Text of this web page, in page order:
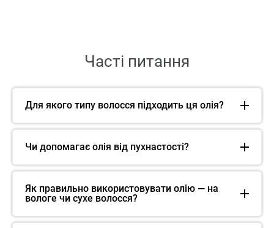
Часті питання
Для якого типу волосся підходить ця олія?
Чи допомагає олія від пухнастості?
Як правильно використовувати олію — на
вологе чи сухе волосся?